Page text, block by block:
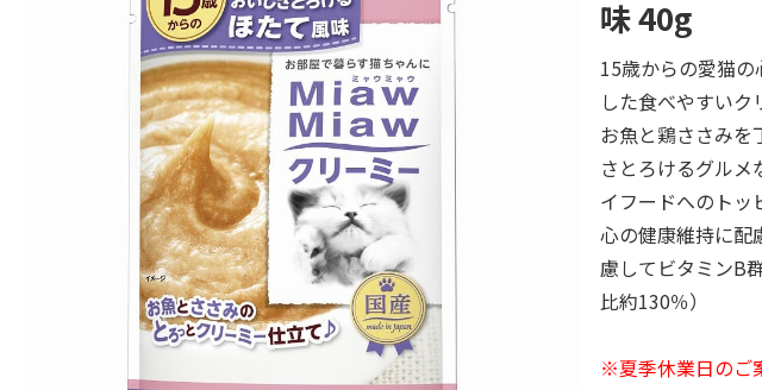
味 40g
15歳からの愛猫
した食べやすいク
お魚と鶏ささみを
さとろけるグルメ
イフードへのトッ
心の健康維持に配
慮してビタミンB
比約130％）
※夏季休業日のご